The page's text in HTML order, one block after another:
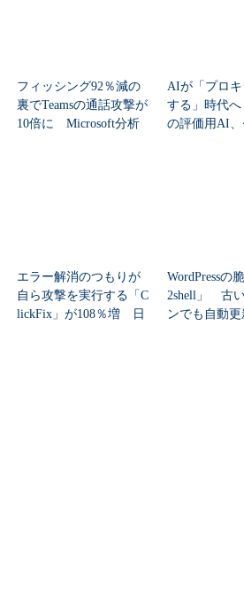
フィッシング92％減の
裏でTeamsの通話攻撃が
10倍に Microsoft分析
AIが「プロ
する」時代
の評価用AI、
エラー解消のつもりが
自ら攻撃を実行する「C
lickFix」が108％増 日
WordPressの
2shell」 古
ンでも自動